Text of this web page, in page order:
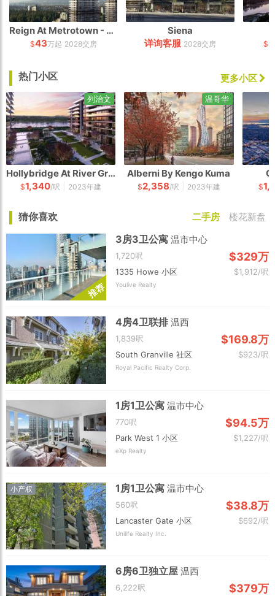
Reign At Metrotown - South Tower
$43万起 2028交房
Siena
详询客服 2028交房 $
热门小区 更多小区
Hollybridge At River Green
$1,340/呎 2023年建
列治文
Alberni By Kengo Kuma
$2,358/呎 2023年建
温哥华
$
猜你喜欢 二手房 楼花新盘
推荐
3房3卫公寓温市中心
1,720呎 $329万
1335 Howe 小区 $1,912/呎
Youlive Realty
4房4卫联排温西
1,839呎 $169.8万
South Granville 社区 $923/呎
Royal Pacific Realty Corp.
1房1卫公寓温市中心
770呎 $94.5万
Park West 1 小区 $1,227/呎
eXp Realty
小产权 1房1卫公寓温市中心
560呎 $38.8万
Lancaster Gate 小区 $692/呎
Unilife Realty Inc.
6房6卫独立屋温西
6,222呎 $379万